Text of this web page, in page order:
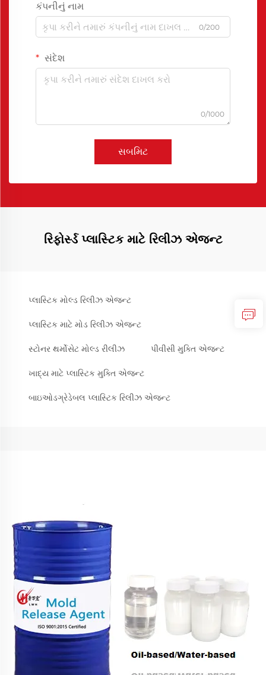
કંપનીનું નામ
0/200
સંદેશ
0/1000
સબમિટ
રિફોર્સ્ડ પ્લાસ્ટિક માટે રિલીઝ એજન્ટ
પ્લાસ્ટિક મોલ્ડ રિલીઝ એજન્ટ
પ્લાસ્ટિક માટે મોડ રિલીઝ એજન્ટ
સ્ટોનર થર્મોસેટ મોલ્ડ રીલીઝ પીવીસી મુક્તિ એજન્ટ
ખાદ્ય માટે પ્લાસ્ટિક મુક્તિ એજન્ટ
બાઇઓડગ્રેડેબલ પ્લાસ્ટિક રિલીઝ એજન્ટ